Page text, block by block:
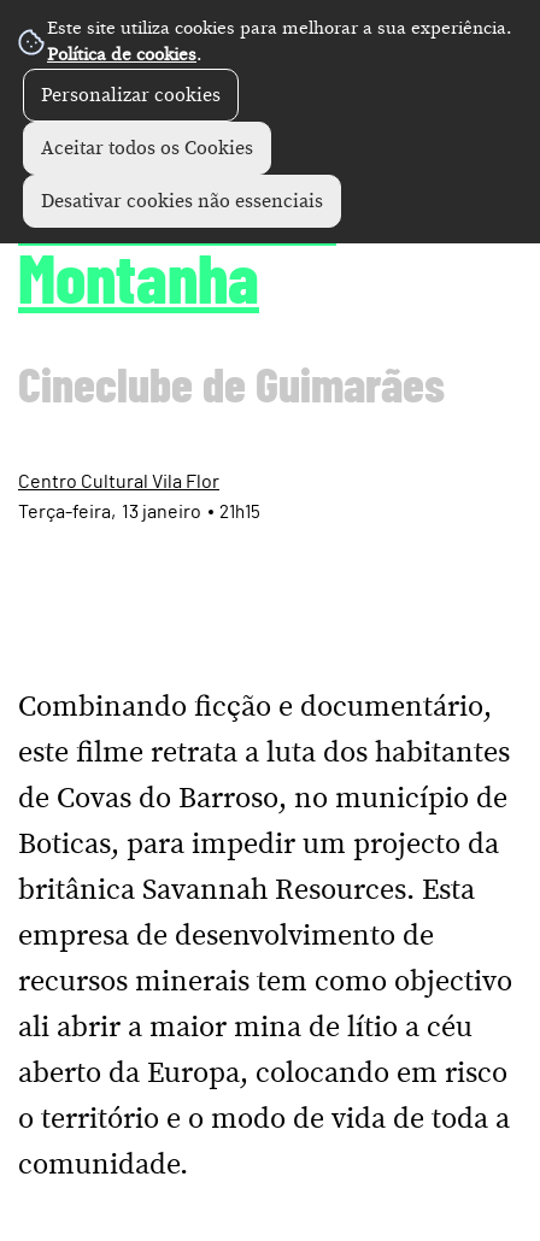
Este site utiliza cookies para melhorar a sua experiência.
Política de cookies.
Personalizar cookies
Aceitar todos os Cookies
Desativar cookies não essenciais
Cinema +
A Savana e a
Montanha
Cineclube de Guimarães
Centro Cultural Vila Flor
13 janeiro
Terça 21h15
Combinando ficção e documentário,
este filme retrata a luta dos habitantes
de Covas do Barroso, no município de
Boticas, para impedir um projecto da
britânica Savannah Resources. Esta
empresa de desenvolvimento de
recursos minerais tem como objectivo
ali abrir a maior mina de lítio a céu
aberto da Europa, colocando em risco
o território e o modo de vida de toda a
comunidade.